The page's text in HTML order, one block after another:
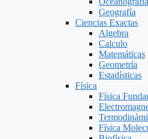
Geografía
Ciencias Exactas
Algebra
Calculo
Matemáticas
Geometría
Estadísticas
Física
Física
Física